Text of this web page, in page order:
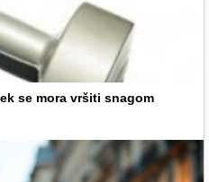
se mora vršiti snagom